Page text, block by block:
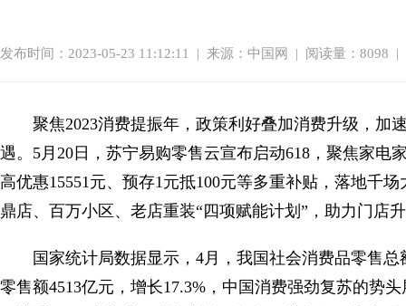
发布时间：2023-05-23 11:12:11 | 来源：中国网 | 阅读量：8098 |
聚焦2023消费提振年，政策利好叠加消费升级，加
遇。5月20日，苏宁易购零售云宣布启动618，聚焦家电
高优惠15551元、预存1元抵100元等多重补贴，落地千
鼎店、百万小区、老店重装“四项赋能计划”，助力门店
国家统计局数据显示，4月，我国社会消费品零售
零售额4513亿元，增长17.3%，中国消费强劲复苏的势